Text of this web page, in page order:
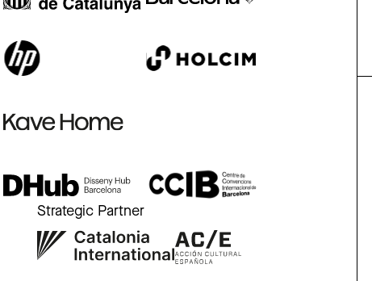
Strategic Partner